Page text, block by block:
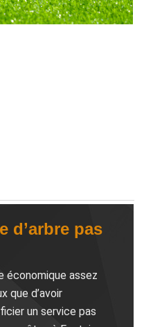
d’arbre pas
assez
que d’avoir
un service pas